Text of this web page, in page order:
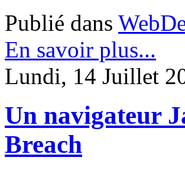
Publié dans
En savoir plus...
Lundi, 14 Juillet
Un navigateur
Breach